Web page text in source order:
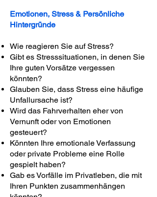
Emotionen, Stress & Persönliche
Hintergründe
Wie reagieren Sie auf Stress?
Gibt es Stresssituationen, in denen Sie
Ihre guten Vorsätze vergessen
könnten?
Glauben Sie, dass Stress eine häufige
Unfallursache ist?
Wird das Fahrverhalten eher von
Vernunft oder von Emotionen
gesteuert?
Könnten Ihre emotionale Verfassung
oder private Probleme eine Rolle
gespielt haben?
Gab es Vorfälle im Privatleben, die mit
Ihren Punkten zusammenhängen